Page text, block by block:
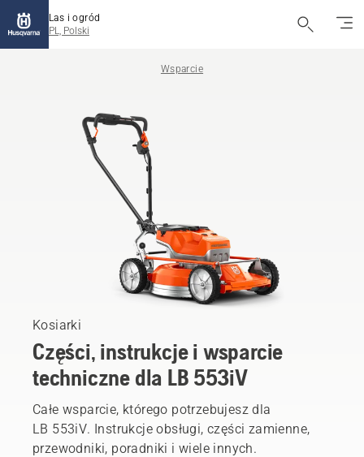
Las i ogród
PL, Polski
Wsparcie
Kosiarki
Części, instrukcje i wsparcie
techniczne dla LB 553iV
Całe wsparcie, którego potrzebujesz dla
LB 553iV. Instrukcje obsługi, części zamienne,
przewodniki, poradniki i wiele innych.